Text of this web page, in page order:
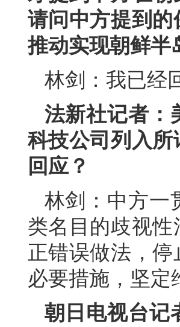
请问中方提到
推动实现朝鲜半
林剑：我已经
法新社记者：
科技公司列入
回应？
林剑：中方一
类名目的歧视
正错误做法，
必要措施，坚定
朝日电视台记